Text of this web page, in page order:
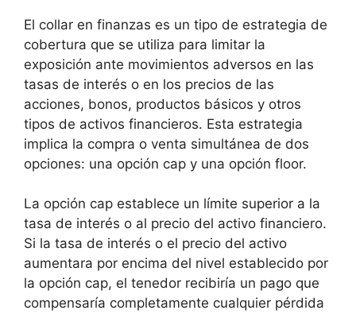
El collar en finanzas es un tipo de estrategia de
cobertura que se utiliza para limitar la
exposición ante movimientos adversos en las
tasas de interés o en los precios de las
acciones, bonos, productos básicos y otros
tipos de activos financieros. Esta estrategia
implica la compra o venta simultánea de dos
opciones: una opción cap y una opción floor.
La opción cap establece un límite superior a la
tasa de interés o al precio del activo financiero.
Si la tasa de interés o el precio del activo
aumentara por encima del nivel establecido por
la opción cap, el tenedor recibiría un pago que
compensaría completamente cualquier pérdida